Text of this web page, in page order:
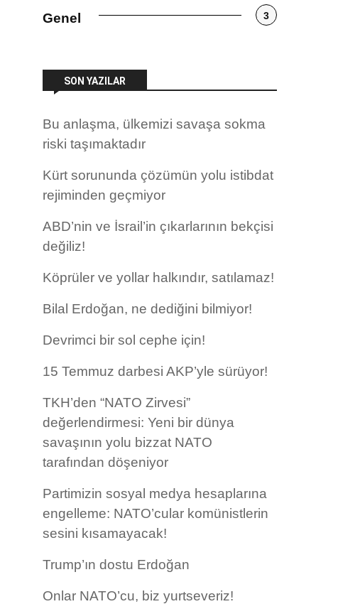
Genel 3
SON YAZILAR
Bu anlaşma, ülkemizi savaşa sokma
riski taşımaktadır
Kürt sorununda çözümün yolu istibdat
rejiminden geçmiyor
ABD’nin ve İsrail’in çıkarlarının bekçisi
değiliz!
Köprüler ve yollar halkındır, satılamaz!
Bilal Erdoğan, ne dediğini bilmiyor!
Devrimci bir sol cephe için!
15 Temmuz darbesi AKP’yle sürüyor!
TKH’den “NATO Zirvesi”
değerlendirmesi: Yeni bir dünya
savaşının yolu bizzat NATO
tarafından döşeniyor
Partimizin sosyal medya hesaplarına
engelleme: NATO’cular komünistlerin
sesini kısamayacak!
Trump’ın dostu Erdoğan
Onlar NATO’cu, biz yurtseveriz!